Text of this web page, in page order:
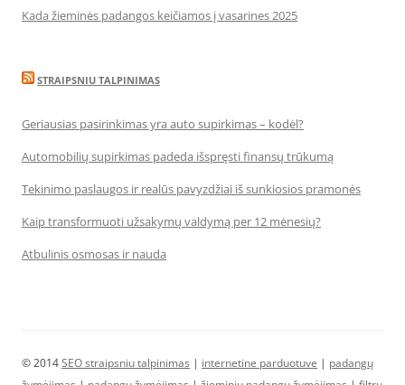
Kada žieminės padangos keičiamos į vasarines 2025
STRAIPSNIU TALPINIMAS
Geriausias pasirinkimas yra auto supirkimas – kodėl?
Automobilių supirkimas padeda išspręsti finansų trūkumą
Tekinimo paslaugos ir realūs pavyzdžiai iš sunkiosios pramonės
Kaip transformuoti užsakymų valdymą per 12 mėnesių?
Atbulinis osmosas ir nauda
© 2014SEO straipsniu talpinimas | internetine parduotuve | padangų